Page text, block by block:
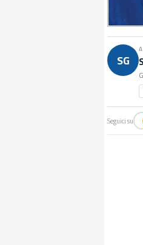
SG
Seguici su